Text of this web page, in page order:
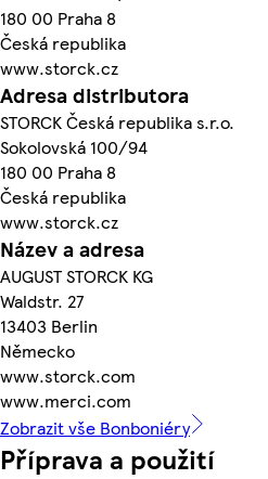
180 00 Praha 8
Česká republika
www.storck.cz
Adresa distributora
STORCK Česká republika s.r.o.
Sokolovská 100/94
180 00 Praha 8
Česká republika
www.storck.cz
Název a adresa
AUGUST STORCK KG
Waldstr. 27
13403 Berlin
Německo
www.storck.com
www.merci.com
Zobrazit vše Bonboniéry
Příprava a použití